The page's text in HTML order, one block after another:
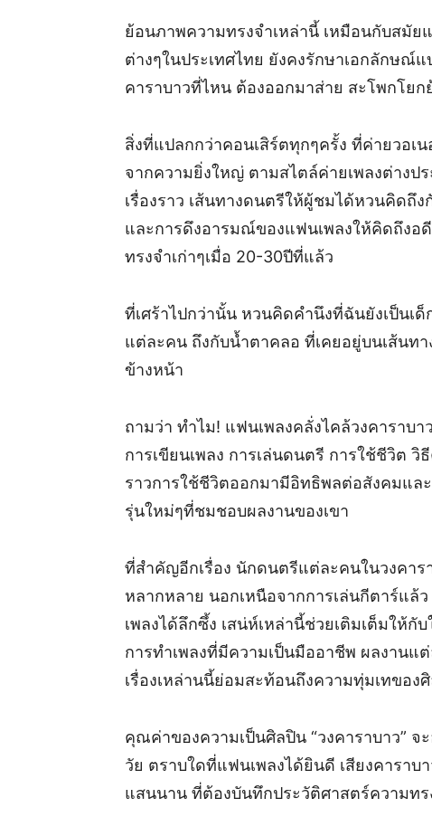
ย้อนภาพความทรงจำเหล่านี้ เหมือนกับสมัย
ต่างๆในประเทศไทย ยังคงรักษาเอกลักษณ์แ
คาราบาวที่ไหน ต้องออกมาส่าย สะโพกโยก
สิ่งที่แปลกกว่าคอนเสิร์ตทุกๆครั้ง ที่ค่ายวอเ
จากความยิ่งใหญ่ ตามสไตล์ค่ายเพลงต่างป
เรื่องราว เส้นทางดนตรีให้ผู้ชมได้หวนคิดถึ
และการดึงอารมณ์ของแฟนเพลงให้คิดถึงอ
ทรงจำเก่าๆเมื่อ 20-30ปีที่แล้ว
ที่เศร้าไปกว่านั้น หวนคิดคำนึงที่ฉันยังเป็นเ
แต่ละคน ถึงกับน้ำตาคลอ ที่เคยอยู่บนเส้นท
ข้างหน้า
ถามว่า ทำไม! แฟนเพลงคลั่งไคล้วงคาราบ
การเขียนเพลง การเล่นดนตรี การใช้ชีวิต
ราวการใช้ชีวิตออกมามีอิทธิพลต่อสังคมแล
รุ่นใหม่ๆที่ชมชอบผลงานของเขา
ที่สำคัญอีกเรื่อง นักดนตรีแต่ละคนในวงคาร
หลากหลาย นอกเหนือจากการเล่นกีตาร์แล้
เพลงได้ลึกซึ้ง เสน่ห์เหล่านี้ช่วยเติมเต็มให้กั
การทำเพลงที่มีความเป็นมืออาชีพ ผลงาน
เรื่องเหล่านนี้ย่อมสะท้อนถึงความทุ่มเทขอ
คุณค่าของความเป็นศิลปิน “วงคาราบาว”
วัย ตราบใดที่แฟนเพลงได้ยินดี เสียงคารา
แสนนาน ที่ต้องบันทึกประวัติศาสตร์ความทร